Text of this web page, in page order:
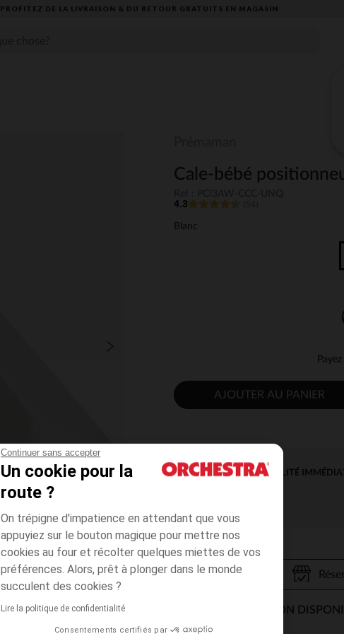
Continuer sans accepter
Un cookie pour la
route ?
On trépigne d'impatience en attendant que vous
appuyiez sur le bouton magique pour mettre nos
cookies au four et récolter quelques miettes de vos
préférences. Alors, prêt à plonger dans le monde
succulent des cookies ?
Lire la politique de confidentialité
Consentements certifiés par
PROFITEZ DE LA LIVRAISON & DU RETOUR GRATUITS EN MAGASIN​
Cale-bébé
4.3
Blanc
AJOUTER AU PANIER
DISPONIBILITÉ
MODES DE LIVRAISON